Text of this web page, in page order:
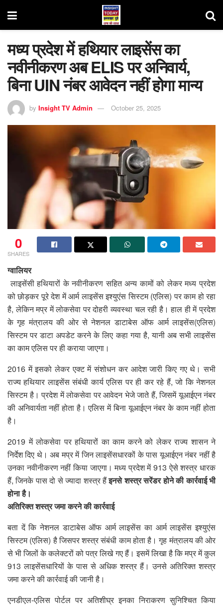
मध्य प्रदेश में हथियार लाइसेंस का
नवीनीकरण अब ELIS पर अनिवार्य,
बिना UIN नंबर आवेदन नहीं होगा मान्य
by Insight TV Admin October 25, 2025
0
SHARES
ग्वालियर
लाइसेंसी हथियारों के नवीनीकरण सहित अन्य कामों को लेकर मध्य प्रदेश
को छोड़कर पूरे देश में आर्म लाइसेंस इश्युएंस सिस्टम (एलिस) पर काम हो रहा
है, लेकिन मप्र में लोकसेवा पर दोहरी व्यवस्था चल रही है। हाल ही में प्रदेश
के गृह मंत्रालय की ओर से नेशनल डाटाबेस ऑफ आर्म लाइसेंस(एलिस)
सिस्टम पर डाटा अपडेट करने के लिए कहा गया है, यानी अब सभी लाइसेंस
का काम एलिस पर ही कराया जाएगा।
2016 में इसको लेकर एक्ट में संशोधन कर आदेश जारी किए गए थे। सभी
राज्य हथियार लाइसेंस संबंधी कार्य एलिस पर ही कर रहे हैं, जो कि नेशनल
सिस्टम है। प्रदेश में लोकसेवा पर आवेदन भेजे जाते हैं, जिसमें यूआईएन नंबर
की अनिवार्यता नहीं होता है। एलिस में बिना यूआईएन नंबर के काम नहीं होता
है।
2019 में लोकसेवा पर हथियारों का काम करने को लेकर राज्य शासन ने
निर्देश दिए थे। अब मप्र में जिन लाइसेंसधारकों के पास यूआईएन नंबर नहीं है
उनका नवीनीकरण नहीं किया जाएगा। मध्य प्रदेश में 913 ऐसे शस्त्र धारक
हैं, जिनके पास दो से ज्यादा शस्त्र हैंइनसे शस्त्र सरेंडर होने की कार्रवाई भी
होना है।
अतिरिक्त शस्त्र जमा करने की कार्रवाई
बता दें कि नेशनल डाटाबेस ऑफ आर्म लाइसेंस का आर्म लाइसेंस इश्युएंस
सिस्टम (एलिस) है जिसपर शस्त्र संबंधी काम होता है। गृह मंत्रालय की ओर
से भी जिलों के कलेक्टरों को पत्र लिखे गए हैं। इसमें लिखा है कि मप्र में कुल
913 लाइसेंसधारियों के पास से अधिक शस्त्र हैं। उनसे अतिरिक्त शस्त्र
जमा करने की कार्रवाई की जानी है।
एनडीएल-एलिस पोर्टल पर अतिशीघ्र इनका निराकरण सुनिश्चित किया